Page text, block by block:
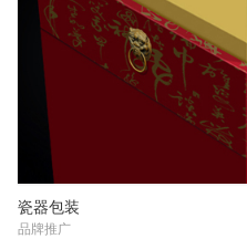
瓷器包装
品牌推广